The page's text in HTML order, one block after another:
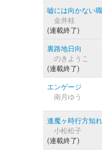
嘘には向かない
金井桂
(連載終了)
裏路地日向
のきようこ
(連載終了)
エンゲージ
南月ゆう
逢魔ヶ時行方知
小松松子
(連載終了)